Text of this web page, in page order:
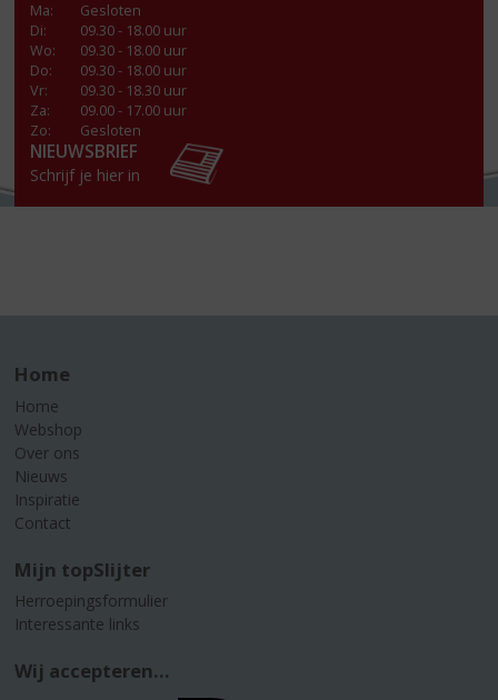
Ma:
Gesloten
Di:
09.30 - 18.00 uur
Wo:
09.30 - 18.00 uur
Do:
09.30 - 18.00 uur
Vr:
09.30 - 18.30 uur
Za:
09.00 - 17.00 uur
Zo:
Gesloten
NIEUWSBRIEF
Schrijf je hier in
Home
Home
Webshop
Over ons
Nieuws
Inspiratie
Contact
Mijn topSlijter
Herroepingsformulier
Interessante links
Wij accepteren...